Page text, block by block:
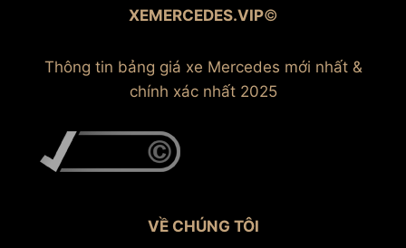
XEMERCEDES.VIP©
Thông tin bảng giá xe Mercedes mới nhất &
chính xác nhất 2025
VỀ CHÚNG TÔI